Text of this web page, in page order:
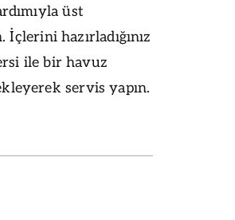
üst
hazırladığınız
ile bir havuz
servis yapın.